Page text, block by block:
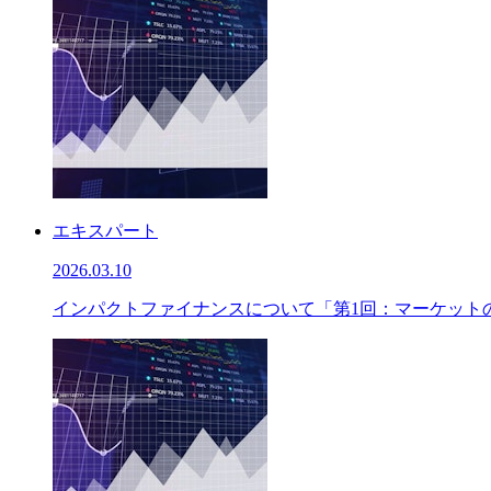
エキスパート
2026.03.10
インパクトファイナンスについて「第1回：マーケット